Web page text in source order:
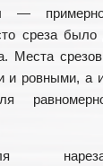
—
среза было
Места
и ровными, а